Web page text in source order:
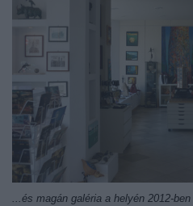
...és magán galéria a helyén 2012-ben